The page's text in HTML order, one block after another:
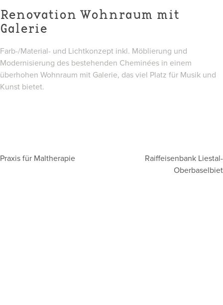
Renovation Wohnraum mit
Galerie
Farb-/Material- und Lichtkonzept inkl. Möblierung und
Modernisierung des bestehenden Cheminées in einem
überhohen Wohnraum mit Galerie, das viel Platz für Musik und
Kunst bietet.
Beitragsnavigation
Praxis für Maltherapie
Raiffeisenbank Liestal-
Oberbaselbiet